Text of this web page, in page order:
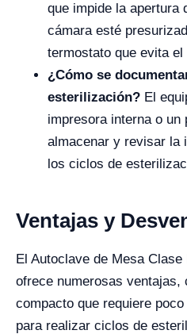
que impide la apertura
cámara esté
termostato que evita
¿Cómo se
esterilización? El
impresora interna o un
almacenar y revisar la
los ciclos de
Ventajas y
El Autoclave de Mesa
ofrece numerosas ventajas,
compacto que requiere
para realizar ciclos de